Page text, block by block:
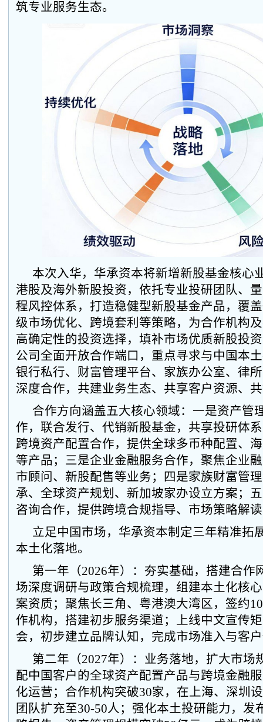
筑专业服务生态。
本次入华，华承资本将新增新股基金核心
港股及海外新股投资，依托专业投研团队、
程风控体系，打造稳健型新股基金产品，覆
级市场优化、跨境套利等策略，为合作机构
高确定性的投资选择，填补市场优质新股投
公司全面开放合作端口，重点寻求与中国本
银行私行、财富管理平台、家族办公室、律
深度合作，共建业务生态、共享客户资源、
合作方向涵盖五大核心领域：一是资产管
作，联合发行、代销新股基金，共享投研体
跨境资产配置合作，提供全球多币种配置、
等产品；三是企业金融服务合作，聚焦企业
市顾问、新股配售等业务；四是家族财富管
承、全球资产规划、新加坡家办设立方案；
咨询合作，提供跨境合规指导、市场策略解
立足中国市场，华承资本制定三年精准拓
本土化落地。
第一年（2026年）：夯实基础，搭建合作
场深度调研与政策合规梳理，组建本土化核
案资质；聚焦长三角、粤港澳大湾区，签约
作机构，搭建初步服务渠道；上线中文宣传
会，初步建立品牌认知，完成市场准入与客
第二年（2027年）：业务落地，扩大市场
配中国客户的全球资产配置产品与跨境金融
化运营；合作机构突破30家，在上海、深圳
团队扩充至30-50人；强化本土投研能力，发